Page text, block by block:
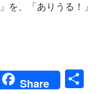
を、「ありうる！」
Share